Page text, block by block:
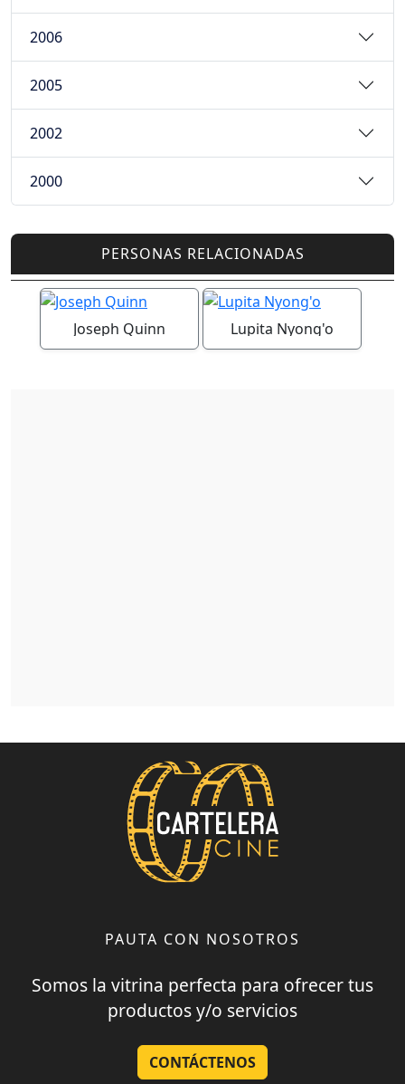
2006
2005
2002
2000
PERSONAS RELACIONADAS
Joseph Quinn Lupita Nyong'o
PAUTA CON NOSOTROS
Somos la vitrina perfecta para ofrecer tus
productos y/o servicios
CONTÁCTENOS